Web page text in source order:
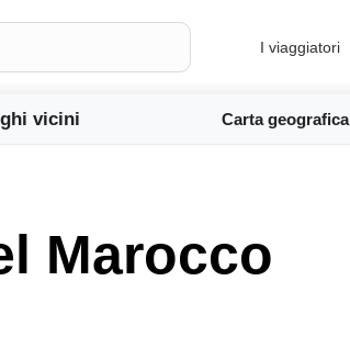
I viaggiatori
vicini Carta geografica
Marocco